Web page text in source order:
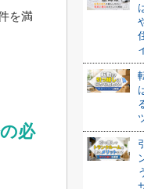
を満
必